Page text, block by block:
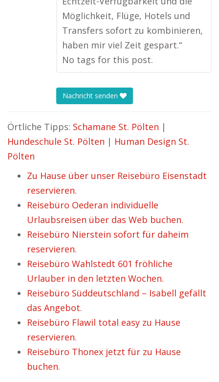
Möglichkeit, Flüge, Hotels und
Transfers sofort zu kombinieren,
haben mir viel Zeit gespart.“
No tags for this post.
Nachricht senden
Örtliche Tipps: Schamane St. Pölten |
Hundeschule St. Pölten | Human Design St.
Pölten
Zu Hause über unser Reisebüro Eisenstadt
reservieren.
Reisebüro Oederan individuelle
Urlaubsreisen über das Web buchen.
Reisebüro Nierstein sofort für daheim
reservieren.
Reisebüro Wahlstedt 601 fröhliche
Urlauber in den letzten Wochen.
Reisebüro Süddeutschland – Isabell gefällt
das Angebot.
Reisebüro Flawil total easy zu Hause
reservieren.
Reisebüro Thonex jetzt für zu Hause
buchen.